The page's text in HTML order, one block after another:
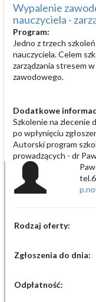
Wypalenie
nauczyciela -
Program:
Jedno z trzech
nauczyciela. Celem
zarządzania stresem
zawodowego.
Dodatkowe
Szkolenie na zlecenie
po wpłynięciu
Autorski program
prowadzących - dr
Rodzaj oferty:
Zgłoszenia do dnia:
Odpłatność: